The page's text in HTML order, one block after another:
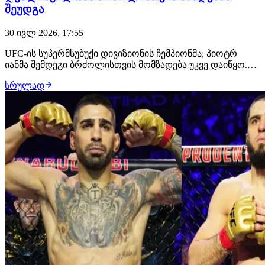
შეუდგა
30 ივლ 2026, 17:55
UFC-ის სუპერმსუბუქი დივიზიონის ჩემპიონმა, პიოტრ
იანმა შემდეგი ბრძოლისთვის მომზადება უკვე დაიწყო.
დროა", რომელშიც რუსი მებრძოლი სტრაიკინგში
ვარჯიშობს. გადაწყვეტილია, რომ მისი მოწინააღმდეგე
მერაბ დვალიშვილი იქნება. ბრძოლა შედგება 24 ო…
სრულად